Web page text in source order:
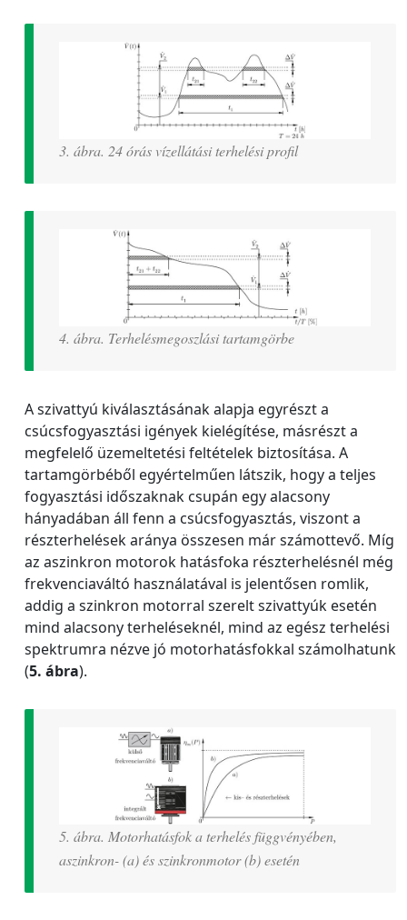
3. ábra. 24 órás vízellátási terhelési profil
4. ábra. Terhelésmegoszlási tartamgörbe
A szivattyú kiválasztásának alapja egyrészt a
csúcsfogyasztási igények kielégítése, másrészt a
megfelelő üzemeltetési feltételek biztosítása. A
tartamgörbéből egyértelműen látszik, hogy a teljes
fogyasztási időszaknak csupán egy alacsony
hányadában áll fenn a csúcsfogyasztás, viszont a
részterhelések aránya összesen már számottevő. Míg
az aszinkron motorok hatásfoka részterhelésnél még
frekvenciaváltó használatával is jelentősen romlik,
addig a szinkron motorral szerelt szivattyúk esetén
mind alacsony terheléseknél, mind az egész terhelési
spektrumra nézve jó motorhatásfokkal számolhatunk
(5. ábra).
5. ábra. Motorhatásfok a terhelés függvényében,
aszinkron- (a) és szinkronmotor (b) esetén